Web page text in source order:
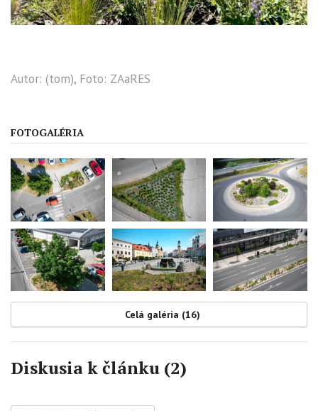
Autor: (tom), Foto: ZAaRES
FOTOGALÉRIA
Celá galéria (16)
Diskusia k článku (2)